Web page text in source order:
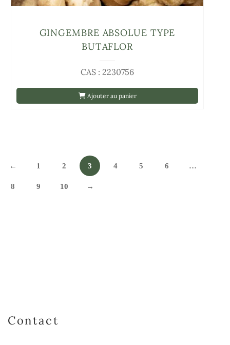
Ajouter au panier
CAS : 2230756
GINGEMBRE ABSOLUE TYPE
BUTAFLOR
← 1 2 3 4 5 6 …
8 9 10 →
Contact